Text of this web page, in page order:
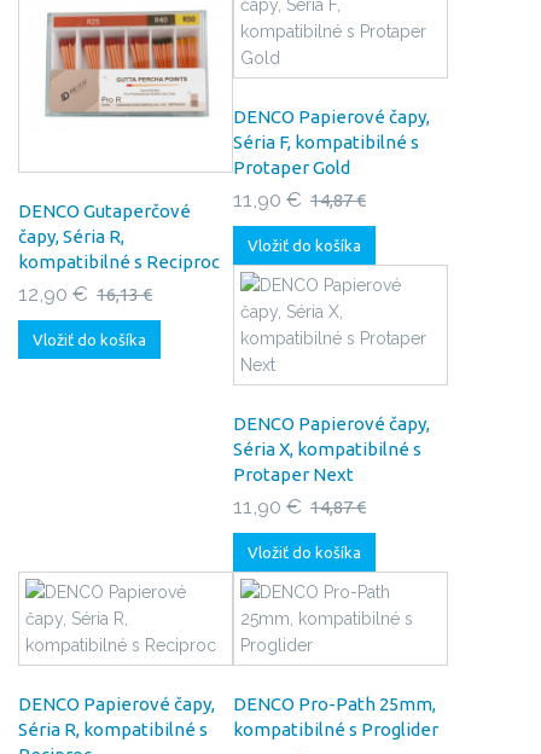
DENCO Gutaperčové
čapy, Séria R,
kompatibilné s Reciproc
12,90 € 16,13 €
Vložiť do košíka
DENCO Papierové čapy,
Séria F, kompatibilné s
Protaper Gold
11,90 € 14,87 €
Vložiť do košíka
DENCO Papierové čapy,
Séria X, kompatibilné s
Protaper Next
11,90 € 14,87 €
Vložiť do košíka
DENCO Papierové čapy,
Séria R, kompatibilné s
DENCO Pro-Path 25mm,
kompatibilné s Proglider